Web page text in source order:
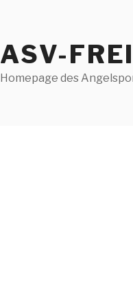
ASV-
Homepage des